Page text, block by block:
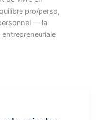
pro/perso,
— la
entrepreneuriale